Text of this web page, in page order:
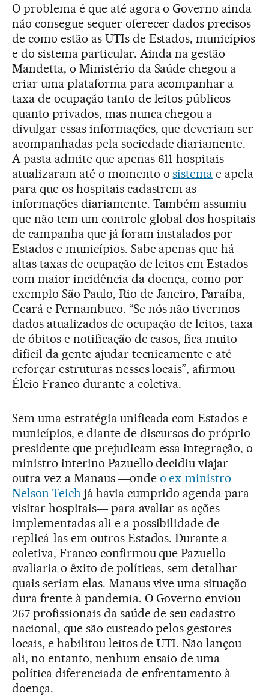
O problema é que até agora o Governo ainda
não consegue sequer oferecer dados precisos
de como estão as UTIs de Estados, municípios
e do sistema particular. Ainda na gestão
Mandetta, o Ministério da Saúde chegou a
criar uma plataforma para acompanhar a
taxa de ocupação tanto de leitos públicos
quanto privados, mas nunca chegou a
divulgar essas informações, que deveriam ser
acompanhadas pela sociedade diariamente.
A pasta admite que apenas 611 hospitais
atualizaram até o momento osistema e apela
para que os hospitais cadastrem as
informações diariamente. Também assumiu
que não tem um controle global dos hospitais
de campanha que já foram instalados por
Estados e municípios. Sabe apenas que há
altas taxas de ocupação de leitos em Estados
com maior incidência da doença, como por
exemplo São Paulo, Rio de Janeiro, Paraíba,
Ceará e Pernambuco. “Se nós não tivermos
dados atualizados de ocupação de leitos, taxa
de óbitos e notificação de casos, fica muito
difícil da gente ajudar tecnicamente e até
reforçar estruturas nesses locais”, afirmou
Élcio Franco durante a coletiva.
Sem uma estratégia unificada com Estados e
municípios, e diante de discursos do próprio
presidente que prejudicam essa integração, o
ministro interino Pazuello decidiu viajar
outra vez a Manaus ―onde o ex-ministro
Nelson Teich já havia cumprido agenda para
visitar hospitais― para avaliar as ações
implementadas ali e a possibilidade de
replicá-las em outros Estados. Durante a
coletiva, Franco confirmou que Pazuello
avaliaria o êxito de políticas, sem detalhar
quais seriam elas. Manaus vive uma situação
dura frente à pandemia. O Governo enviou
267 profissionais da saúde de seu cadastro
nacional, que são custeado pelos gestores
locais, e habilitou leitos de UTI. Não lançou
ali, no entanto, nenhum ensaio de uma
política diferenciada de enfrentamento à
doença.